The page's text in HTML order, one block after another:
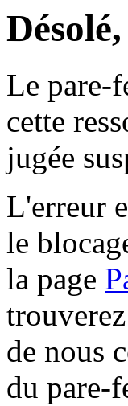
Le pare-
cette
jugée
L'erreur
le
la page
de nous
du pare-